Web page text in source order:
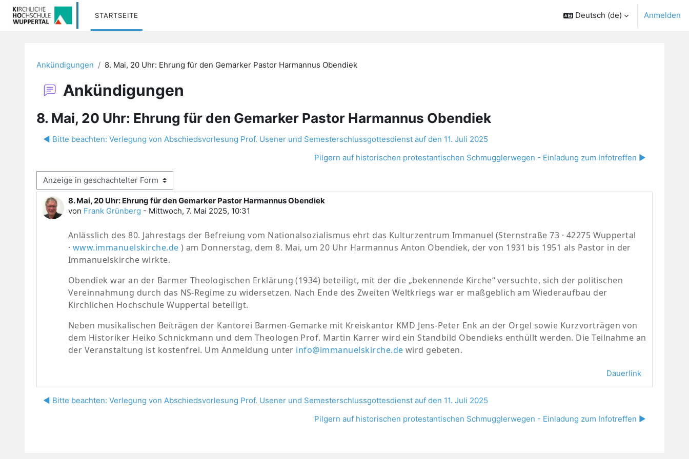
Zum Hauptinhalt
STARTSEITE Deutsch ‎(de)‎ Anmelden
Ankündigungen 8. Mai, 20 Uhr: Ehrung für den Gemarker Pastor Harmannus Obendiek
Ankündigungen
8. Mai, 20 Uhr: Ehrung für den Gemarker Pastor Harmannus Obendiek
◀︎ Bitte beachten: Verlegung von Abschiedsvorlesung Prof. Usener und Semesterschlussgottesdienst auf den 11. Juli 2025
Pilgern auf historischen protestantischen Schmugglerwegen - Einladung zum Infotreffen ▶︎
Anzeigemodus
8. Mai, 20 Uhr: Ehrung für den Gemarker Pastor Harmannus Obendiek
von Frank Grünberg - Mittwoch, 7. Mai 2025, 10:31
Anzahl Antworten: 0
Anlässlich des80. Jahrestags der Befreiung vom Nationalsozialismus ehrt das Kulturzentrum Immanuel (Sternstraße 73 · 42275 Wuppertal
· www.immanuelskirche.de ) am Donnerstag, dem 8. Mai, um 20 Uhr Harmannus Anton Obendiek, der von 1931 bis 1951 als Pastor in der
Immanuelskirche wirkte.
Obendiek war an der Barmer Theologischen Erklärung (1934) beteiligt, mit der die „bekennende Kirche“ versuchte, sich der politischen
Vereinnahmung durch das NS-Regime zu widersetzen. Nach Ende des Zweiten Weltkriegs war er maßgeblich am Wiederaufbau der
Kirchlichen Hochschule Wuppertal beteiligt.
Neben musikalischen Beiträgen der Kantorei Barmen-Gemarke mit Kreiskantor KMD Jens-Peter Enk an der Orgel sowie Kurzvorträgen von
dem Historiker Heiko Schnickmann und dem Theologen Prof. Martin Karrer wird ein Standbild Obendieks enthüllt werden. Die Teilnahme an
der Veranstaltung ist kostenfrei. Um Anmeldung unter info@immanuelskirche.de wird gebeten.
Dauerlink
◀︎ Bitte beachten: Verlegung von Abschiedsvorlesung Prof. Usener und Semesterschlussgottesdienst auf den 11. Juli 2025
Pilgern auf historischen protestantischen Schmugglerwegen - Einladung zum Infotreffen ▶︎